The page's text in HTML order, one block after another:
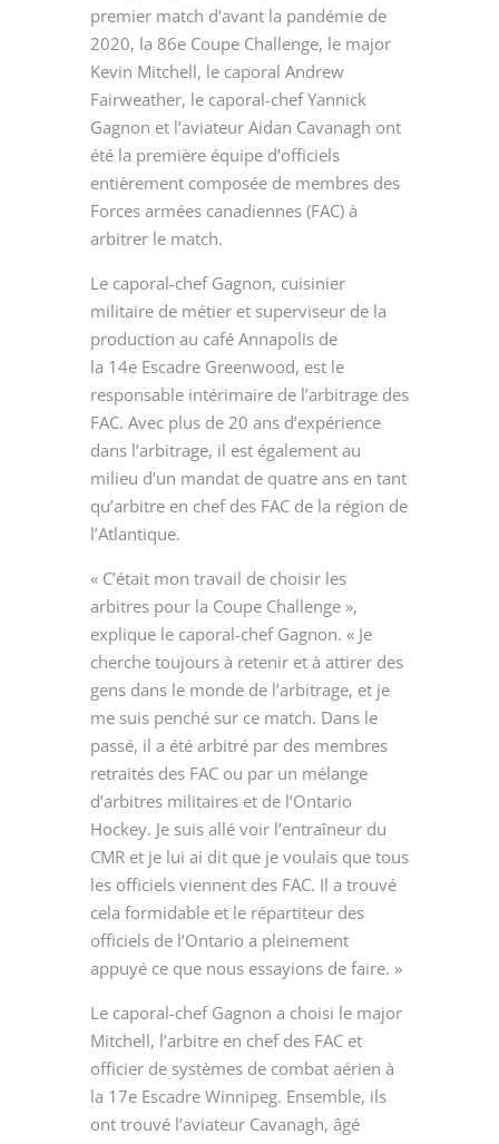
premier match d’avant la pandémie de
2020, la 86eCoupe Challenge, le major
Kevin Mitchell, le caporal Andrew
Fairweather, le caporal-chef Yannick
Gagnon et l’aviateur Aidan Cavanagh ont
été la première équipe d’officiels
entièrement composée de membres des
Forces armées canadiennes (FAC) à
arbitrer le match.
Le caporal-chef Gagnon, cuisinier
militaire de métier et superviseur de la
production au café Annapolis de
la 14eEscadre Greenwood, est le
responsable intérimaire de l’arbitrage des
FAC. Avec plus de 20 ans d’expérience
dans l’arbitrage, il est également au
milieu d’un mandat de quatre ans en tant
qu’arbitre en chef des FAC de la région de
l’Atlantique.
« C’était mon travail de choisir les
arbitres pour la Coupe Challenge »,
explique le caporal-chef Gagnon. « Je
cherche toujours à retenir et à attirer des
gens dans le monde de l’arbitrage, et je
me suis penché sur ce match. Dans le
passé, il a été arbitré par des membres
retraités des FAC ou par un mélange
d’arbitres militaires et de l’Ontario
Hockey. Je suis allé voir l’entraîneur du
CMR et je lui ai dit que je voulais que tous
les officiels viennent des FAC. Il a trouvé
cela formidable et le répartiteur des
officiels de l’Ontario a pleinement
appuyé ce que nous essayions de faire. »
Le caporal-chef Gagnon a choisi le major
Mitchell, l’arbitre en chef des FAC et
officier de systèmes de combat aérien à
la 17eEscadre Winnipeg. Ensemble, ils
ont trouvé l’aviateur Cavanagh, âgé